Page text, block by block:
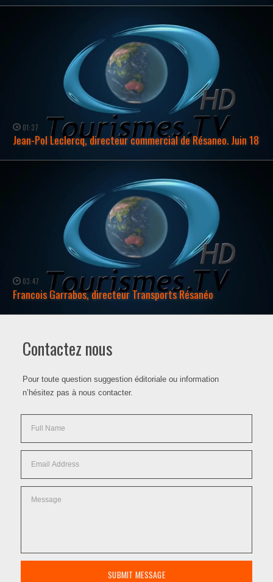
01:37
Jean-Pol Leclercq, directeur commercial de Résaneo. Juin 18
03:47
Francois Garrabos, directeur Transports Résanéo
Contactez nous
Pour toute question suggestion éditoriale ou information
n’hésitez pas à nous contacter.
SUBMIT MESSAGE